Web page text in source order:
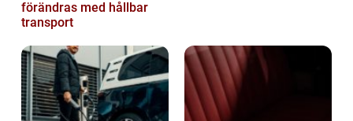
förändras med hållbar
transport